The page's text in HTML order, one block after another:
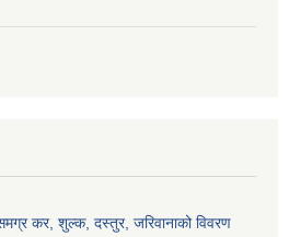
कर, शुल्क, दस्तुर, जरिवानाको विवरण